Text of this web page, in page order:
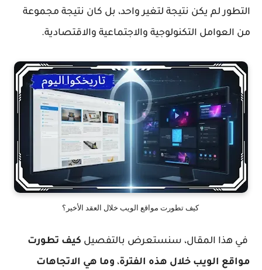
التطور لم يكن نتيجة لتغير واحد، بل كان نتيجة مجموعة
من العوامل التكنولوجية والاجتماعية والاقتصادية.
كيف تطورت مواقع الويب خلال العقد الأخير؟
في هذا المقال، سنستعرض بالتفصيل كيف تطورت
مواقع الويب خلال هذه الفترة، وما هي الاتجاهات